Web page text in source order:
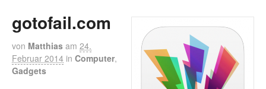
gotofail.com
von Matthias am 24.
Februar 2014 in Computer,
Gadgets